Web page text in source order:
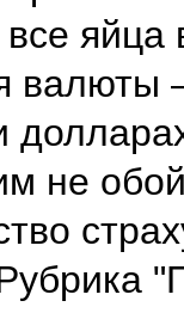
яйца
валюты
не